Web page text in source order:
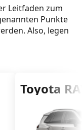
die
Leitfaden zum
Punkte
Also, legen
Toyota